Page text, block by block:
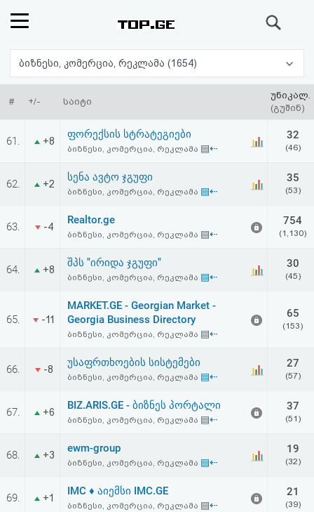
რეიტინგი
(მთავარი)
ფოსტა
პასუხი
ავტორიზაცია
რეგისტრაცია
პაროლის
აღდგენა
HTML
სალიცენზიო
შეთანხმება
პასუხისმგებლობის
ბიზნესი, კომერცია, რეკლამა (1654)
# +/- საიტი
უნიკალ.
(გუშინ)
61. +8
ფორექსის სტრატეგიები
ბიზნესი, კომერცია, რეკლამა ▤⇠
32
(46)
62. +2
სენა ავტო ჯგუფი
ბიზნესი, კომერცია, რეკლამა ▤⇠
35
(53)
63. -4
Realtor.ge
ბიზნესი, კომერცია, რეკლამა ▤⇠
754
(1,130)
64. +8
შპს "ირიდა ჯგუფი"
ბიზნესი, კომერცია, რეკლამა ▤⇠
30
(45)
65. -11
MARKET.GE - Georgian Market -
Georgia Business Directory
ბიზნესი, კომერცია, რეკლამა ▤⇠
65
(153)
66. -8
უსაფრთხოების სისტემები
ბიზნესი, კომერცია, რეკლამა ▤⇠
27
(57)
67. +6
BIZ.ARIS.GE - ბიზნეს პორტალი
ბიზნესი, კომერცია, რეკლამა ▤⇠
37
(51)
68. +3
ewm-group
ბიზნესი, კომერცია, რეკლამა ▤⇠
19
(32)
69. +1
IMC ♦ აიემსი IMC.GE
ბიზნესი, კომერცია, რეკლამა ▤⇠
21
(39)